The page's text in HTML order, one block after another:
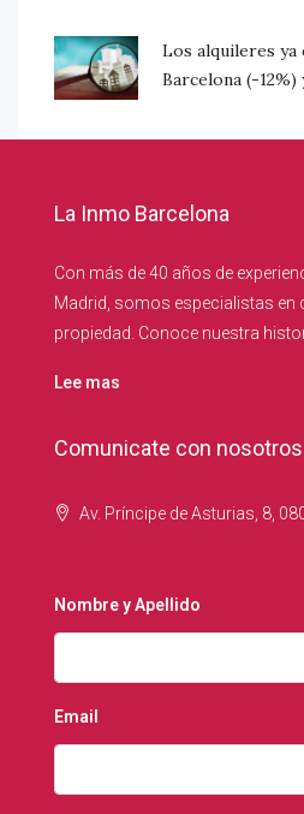
Los alquileres ya
Barcelona (-
La Inmo Barcelona
Con más de 40 años de
Madrid, somos especialistas en
propiedad. Conoce nuestra
Lee mas
Comunicate con nosotros
Av. Príncipe de Asturias, 8,
Nombre y Apellido
Email